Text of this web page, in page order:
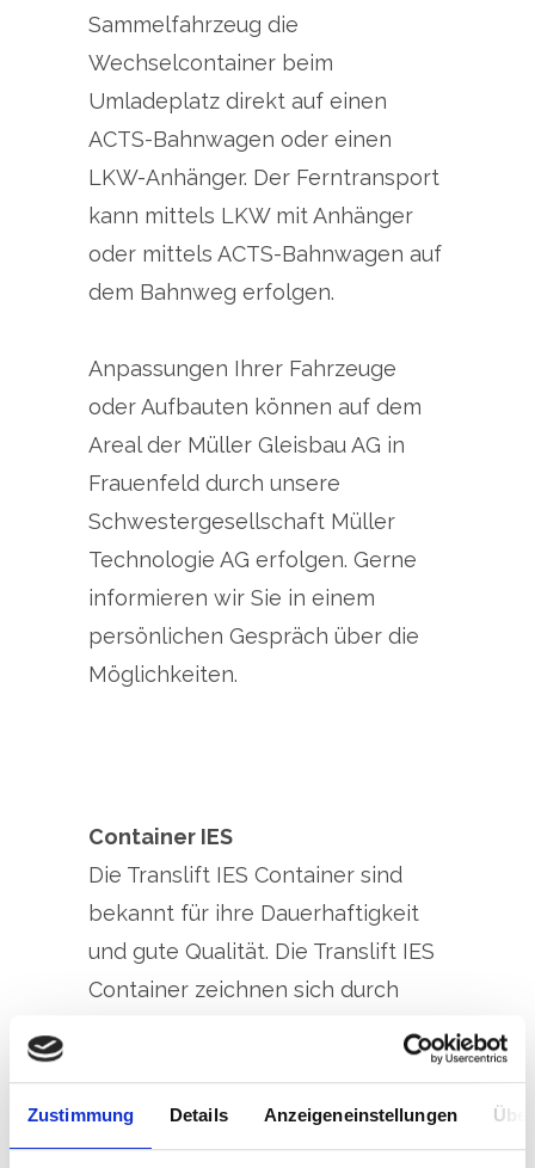
Zustimmung Details Anzeigeneinstellungen
Sammelfahrzeug die
Wechselcontainer beim
Umladeplatz direkt auf einen
ACTS-Bahnwagen oder einen
LKW-Anhänger. Der Ferntransport
kann mittels LKW mit Anhänger
oder mittels ACTS-Bahnwagen auf
dem Bahnweg erfolgen.
Anpassungen Ihrer Fahrzeuge
oder Aufbauten können auf dem
Areal der Müller Gleisbau AG in
Frauenfeld durch unsere
Schwestergesellschaft Müller
Technologie AG erfolgen. Gerne
informieren wir Sie in einem
persönlichen Gespräch über die
Möglichkeiten.
Container IES
Die Translift IES Container sind
bekannt für ihre Dauerhaftigkeit
und gute Qualität. Die Translift IES
Container zeichnen sich durch
Hauptträger aus. Die Spanten sind
im Hauptträger versenkt worden,
wodurch sich die Aufbauhöhe